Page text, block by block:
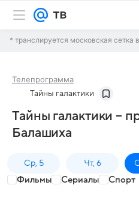
* транслируется московская сетка
Телепрограмма
Тайны галактики
Тайны галактики –
Балашиха
Ср, 5 Чт, 6
Фильмы Сериалы Спорт